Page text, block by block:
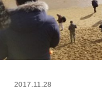
2017.11.28